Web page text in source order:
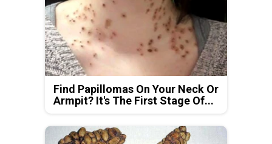
Find Papillomas On Your Neck Or
Armpit? It's The First Stage Of...